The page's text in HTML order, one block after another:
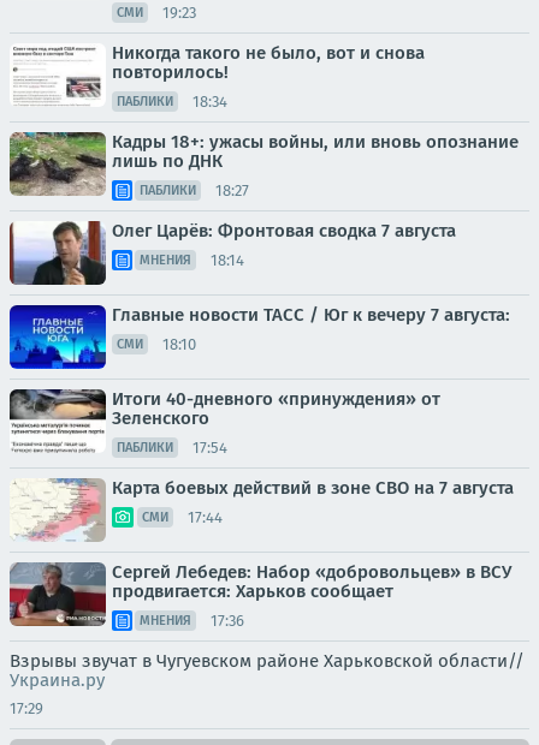
СМИ 19:23
Никогда такого не было, вот и снова
повторилось!
ПАБЛИКИ 18:34
Кадры 18+: ужасы войны, или вновь опознание
лишь по ДНК
ПАБЛИКИ 18:27
Олег Царёв: Фронтовая сводка 7 августа
МНЕНИЯ 18:14
Главные новости ТАСС / Юг к вечеру 7 августа:
СМИ 18:10
Итоги 40-дневного «принуждения» от
Зеленского
ПАБЛИКИ 17:54
Карта боевых действий в зоне СВО на 7 августа
СМИ 17:44
Сергей Лебедев: Набор «добровольцев» в ВСУ
продвигается: Харьков сообщает
МНЕНИЯ 17:36
Взрывы звучат в Чугуевском районе Харьковской области//
Украина.ру
17:29